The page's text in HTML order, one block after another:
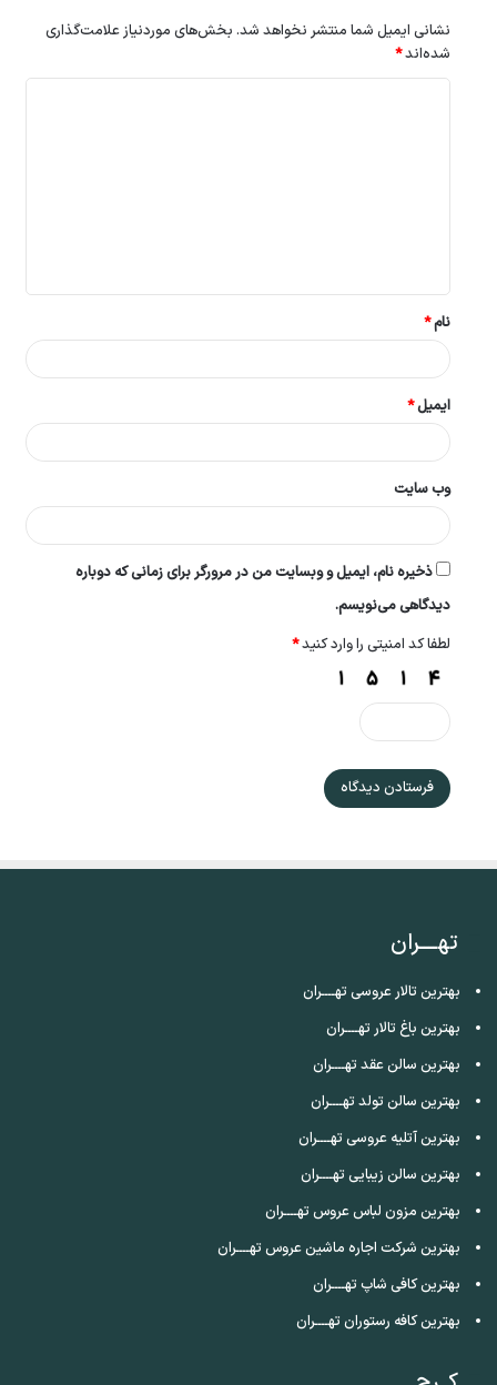
نشانی ایمیل شما منتشر نخواهد شد. بخش‌های موردنیاز علامت‌گذاری
شده‌اند*
*
نام*
ایمیل*
وب‌ سایت
ذخیره نام، ایمیل و وبسایت من در مرورگر برای زمانی که دوباره
دیدگاهی می‌نویسم.
لطفا کد امنیتی را وارد کنید*
تهــــران
بهترین تالار عروسی تهــــران
بهترین باغ تالار تهــــران
بهترین سالن عقد تهــــران
بهترین سالن تولد تهــــران
بهترین آتلیه عروسی تهــــران
بهترین سالن زیبایی تهــــران
بهترین مزون لباس عروس تهــــران
بهترین شرکت اجاره ماشین عروس تهــــران
بهترین کافی شاپ تهــــران
بهترین کافه رستوران تهــــران